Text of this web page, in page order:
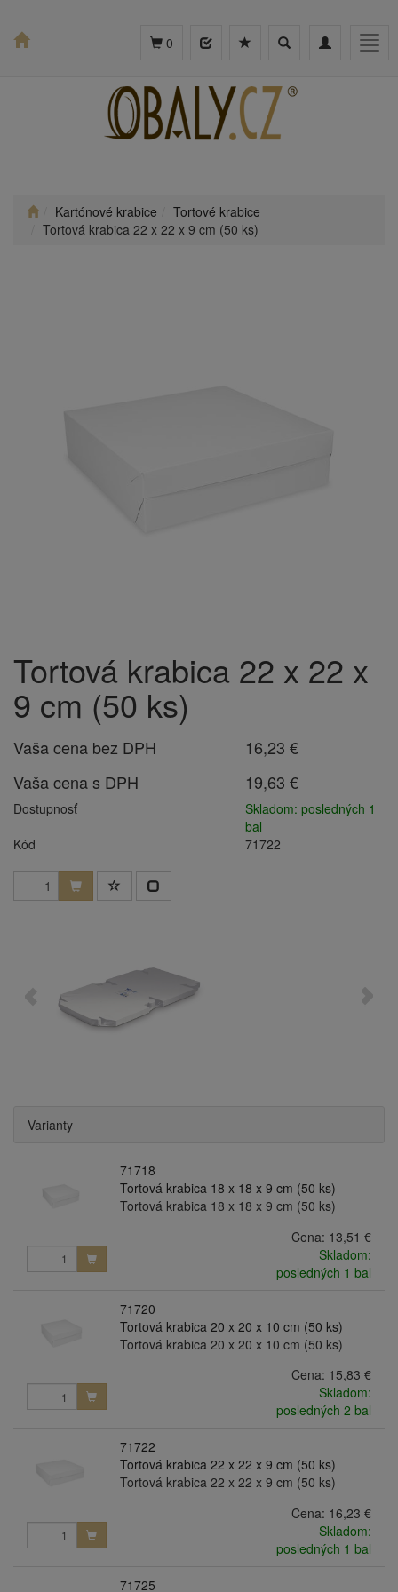
Toggle
Toggle
0
Kartónové krabice
Tortové krabice
Tortová krabica 22 x 22 x 9 cm (50 ks)
Tortová krabica 22 x 22 x
9 cm (50 ks)
Vaša cena bez DPH
16,23 €
Vaša cena s DPH
19,63 €
Dostupnosť
Skladom: posledných 1
bal
Kód
71722
Varianty
71718
Tortová krabica 18 x 18 x 9 cm (50 ks)
Tortová krabica 18 x 18 x 9 cm (50 ks)
Cena: 13,51 €
Skladom:
posledných 1 bal
71720
Tortová krabica 20 x 20 x 10 cm (50 ks)
Tortová krabica 20 x 20 x 10 cm (50 ks)
Cena: 15,83 €
Skladom:
posledných 2 bal
71722
Tortová krabica 22 x 22 x 9 cm (50 ks)
Tortová krabica 22 x 22 x 9 cm (50 ks)
Cena: 16,23 €
Skladom:
posledných 1 bal
71725